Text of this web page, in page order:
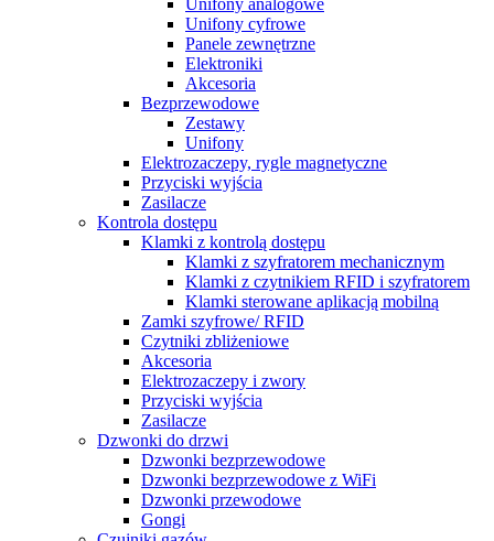
Unifony analogowe
Unifony cyfrowe
Panele zewnętrzne
Elektroniki
Akcesoria
Bezprzewodowe
Zestawy
Unifony
Elektrozaczepy, rygle magnetyczne
Przyciski wyjścia
Zasilacze
Kontrola dostępu
Klamki z kontrolą dostępu
Klamki z szyfratorem mechanicznym
Klamki z czytnikiem RFID i szyfratorem
Klamki sterowane aplikacją mobilną
Zamki szyfrowe/ RFID
Czytniki zbliżeniowe
Akcesoria
Elektrozaczepy i zwory
Przyciski wyjścia
Zasilacze
Dzwonki do drzwi
Dzwonki bezprzewodowe
Dzwonki bezprzewodowe z WiFi
Dzwonki przewodowe
Gongi